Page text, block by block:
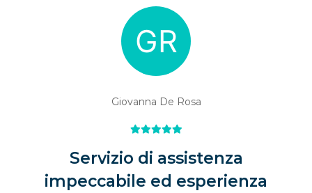
Giovanna De Rosa
Servizio di assistenza
impeccabile ed esperienza